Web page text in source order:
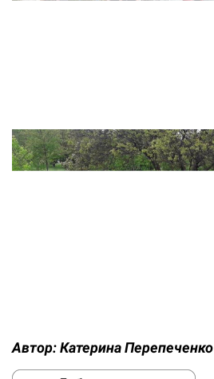
Автор:Катерина Перепеченко